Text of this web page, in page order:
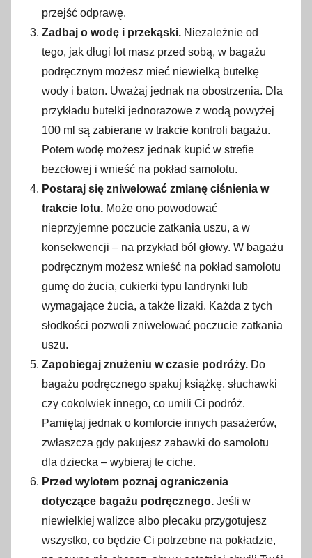
przejść odprawę.
Zadbaj o wodę i przekąski. Niezależnie od
tego, jak długi lot masz przed sobą, w bagażu
podręcznym możesz mieć niewielką butelkę
wody i baton. Uważaj jednak na obostrzenia. Dla
przykładu butelki jednorazowe z wodą powyżej
100 ml są zabierane w trakcie kontroli bagażu.
Potem wodę możesz jednak kupić w strefie
bezcłowej i wnieść na pokład samolotu.
Postaraj się zniwelować zmianę ciśnienia w
trakcie lotu. Może ono powodować
nieprzyjemne poczucie zatkania uszu, a w
konsekwencji – na przykład ból głowy. W bagażu
podręcznym możesz wnieść na pokład samolotu
gumę do żucia, cukierki typu landrynki lub
wymagające żucia, a także lizaki. Każda z tych
słodkości pozwoli zniwelować poczucie zatkania
uszu.
Zapobiegaj znużeniu w czasie podróży. Do
bagażu podręcznego spakuj książkę, słuchawki
czy cokolwiek innego, co umili Ci podróż.
Pamiętaj jednak o komforcie innych pasażerów,
zwłaszcza gdy pakujesz zabawki do samolotu
dla dziecka – wybieraj te ciche.
Przed wylotem poznaj ograniczenia
dotyczące bagażu podręcznego. Jeśli w
niewielkiej walizce albo plecaku przygotujesz
wszystko, co będzie Ci potrzebne na pokładzie,